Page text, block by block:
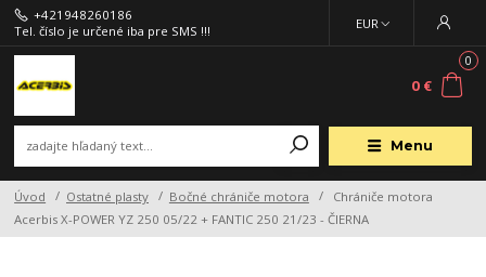
Menu
EUR
+421948260186
Tel. číslo je určené iba pre SMS !!!
0
0 €
Úvod Ostatné plasty Bočné chrániče motora
Chrániče motora
Acerbis X-POWER YZ 250 05/22 + FANTIC 250 21/23 - ČIERNA